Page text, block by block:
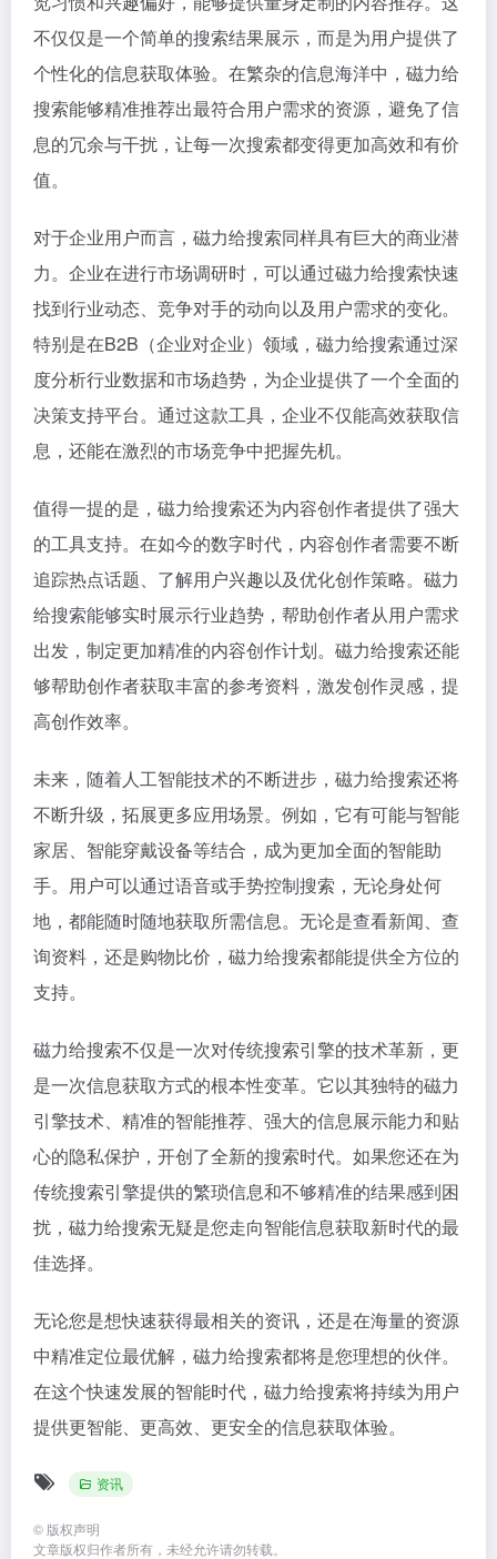
不仅仅是一个简单的搜索结果展示，而是为用户提供了
个性化的信息获取体验。在繁杂的信息海洋中，磁力给
搜索能够精准推荐出最符合用户需求的资源，避免了信
息的冗余与干扰，让每一次搜索都变得更加高效和有价
值。
对于企业用户而言，磁力给搜索同样具有巨大的商业潜
力。企业在进行市场调研时，可以通过磁力给搜索快速
找到行业动态、竞争对手的动向以及用户需求的变化。
特别是在B2B（企业对企业）领域，磁力给搜索通过深
度分析行业数据和市场趋势，为企业提供了一个全面的
决策支持平台。通过这款工具，企业不仅能高效获取信
息，还能在激烈的市场竞争中把握先机。
值得一提的是，磁力给搜索还为内容创作者提供了强大
的工具支持。在如今的数字时代，内容创作者需要不断
追踪热点话题、了解用户兴趣以及优化创作策略。磁力
给搜索能够实时展示行业趋势，帮助创作者从用户需求
出发，制定更加精准的内容创作计划。磁力给搜索还能
够帮助创作者获取丰富的参考资料，激发创作灵感，提
高创作效率。
未来，随着人工智能技术的不断进步，磁力给搜索还将
不断升级，拓展更多应用场景。例如，它有可能与智能
家居、智能穿戴设备等结合，成为更加全面的智能助
手。用户可以通过语音或手势控制搜索，无论身处何
地，都能随时随地获取所需信息。无论是查看新闻、查
询资料，还是购物比价，磁力给搜索都能提供全方位的
支持。
磁力给搜索不仅是一次对传统搜索引擎的技术革新，更
是一次信息获取方式的根本性变革。它以其独特的磁力
引擎技术、精准的智能推荐、强大的信息展示能力和贴
心的隐私保护，开创了全新的搜索时代。如果您还在为
传统搜索引擎提供的繁琐信息和不够精准的结果感到困
扰，磁力给搜索无疑是您走向智能信息获取新时代的最
佳选择。
无论您是想快速获得最相关的资讯，还是在海量的资源
中精准定位最优解，磁力给搜索都将是您理想的伙伴。
在这个快速发展的智能时代，磁力给搜索将持续为用户
提供更智能、更高效、更安全的信息获取体验。
资讯
© 版权声明
文章版权归作者所有，未经允许请勿转载。